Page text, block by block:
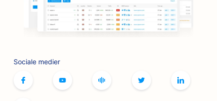
SEO for butikker
SEO for botox- og fillertjenester
SEO til brætspilscaféer
SEO for boghandlere
Sociale medier